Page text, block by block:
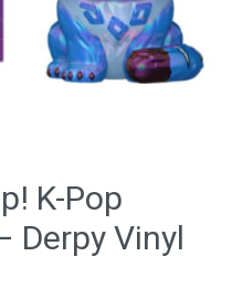
K-Pop
Derpy Vinyl